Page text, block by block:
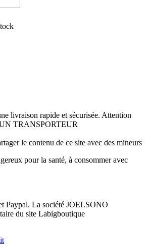
livraison rapide et sécurisée. Attention
TRANSPORTEUR
le contenu de ce site avec des mineurs
pour la santé, à consommer avec
Paypal. La société JOELSONO
du site Labigboutique